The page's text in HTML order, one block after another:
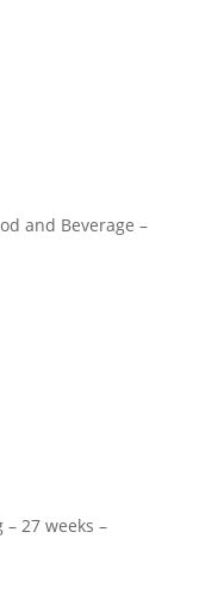
and Beverage –
27 weeks –